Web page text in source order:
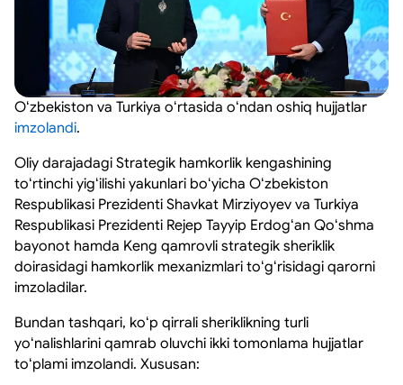
Oʻzbekiston va Turkiya oʻrtasida oʻndan oshiq hujjatlar
imzolandi.
Oliy darajadagi Strategik hamkorlik kengashining
toʻrtinchi yigʻilishi yakunlari boʻyicha Oʻzbekiston
Respublikasi Prezidenti Shavkat Mirziyoyev va Turkiya
Respublikasi Prezidenti Rejep Tayyip Erdogʻan Qoʻshma
bayonot hamda Keng qamrovli strategik sheriklik
doirasidagi hamkorlik mexanizmlari toʻgʻrisidagi qarorni
imzoladilar.
Bundan tashqari, koʻp qirrali sheriklikning turli
yoʻnalishlarini qamrab oluvchi ikki tomonlama hujjatlar
toʻplami imzolandi. Xususan: